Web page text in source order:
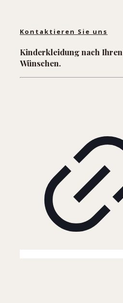
Kontaktieren Sie uns
Kinderkleidung nach Ihren
Wünschen.